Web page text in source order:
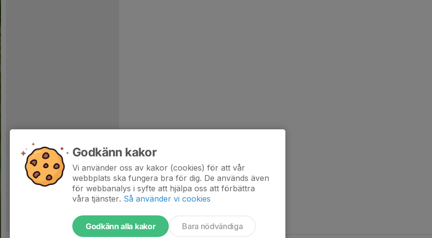
Godkänn kakor
Vi använder oss av kakor (cookies) för att vår
webbplats ska fungera bra för dig. De används även
för webbanalys i syfte att hjälpa oss att förbättra
våra tjänster. Så använder vi cookies
Godkänn alla kakor Bara nödvändiga